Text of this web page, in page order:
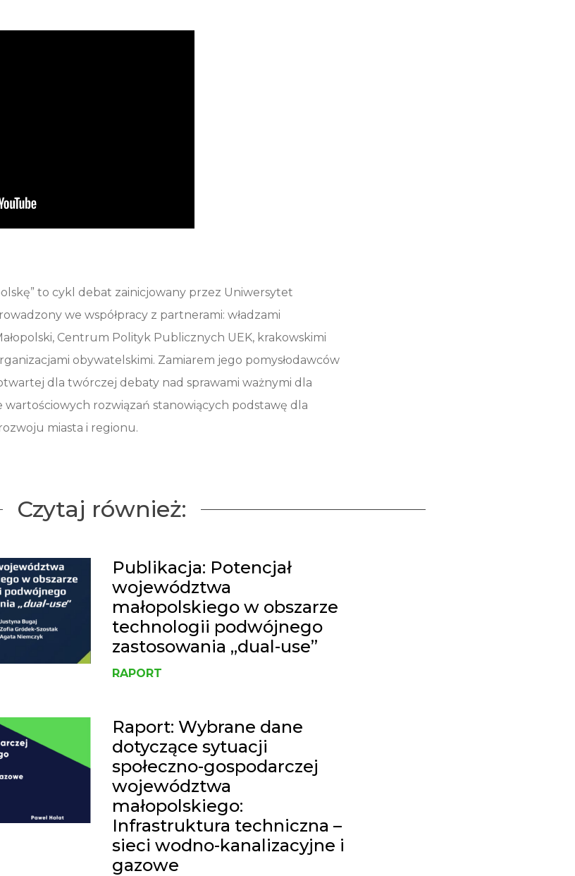
to cykl debat zainicjowany przez Uniwersytet
we współpracy z partnerami: władzami
Centrum Polityk Publicznych UEK, krakowskimi
obywatelskimi. Zamiarem jego pomysłodawców
dla twórczej debaty nad sprawami ważnymi dla
wartościowych rozwiązań stanowiących podstawę dla
miasta i regionu.
Czytaj również:
Publikacja: Potencjał
województwa
małopolskiego w obszarze
technologii podwójnego
zastosowania „dual-use”
RAPORT
Raport: Wybrane dane
dotyczące sytuacji
społeczno-gospodarczej
województwa
małopolskiego:
Infrastruktura techniczna –
sieci wodno-kanalizacyjne i
gazowe